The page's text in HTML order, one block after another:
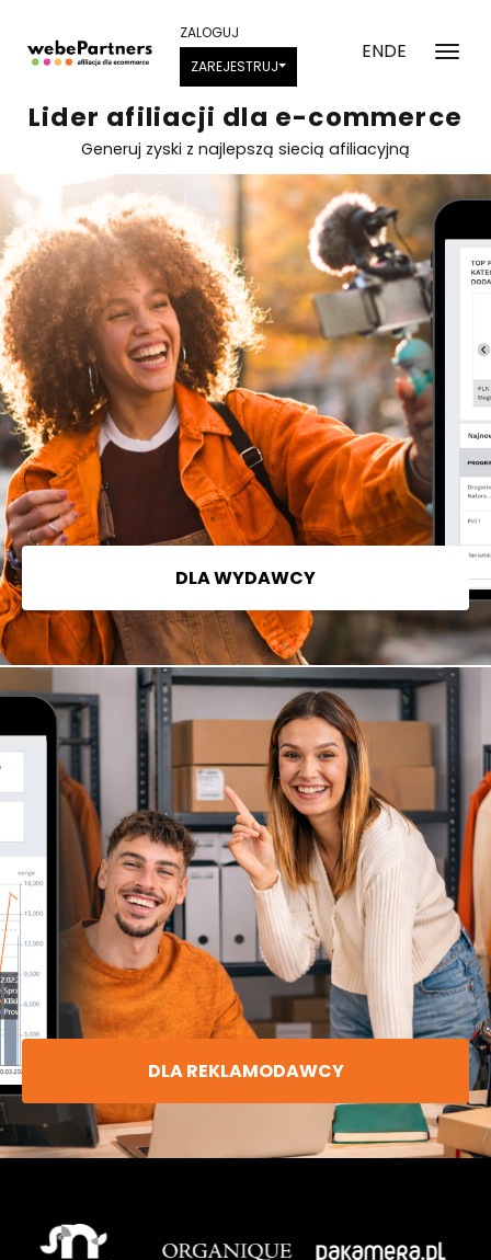
ENDE
ZALOGUJ
ZAREJESTRUJ
Lider afiliacji dla e-commerce
Generuj zyski z najlepszą siecią afiliacyjną
DLA WYDAWCY
DLA REKLAMODAWCY